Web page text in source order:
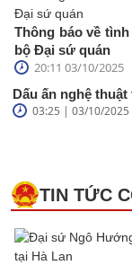
Thông báo về
bộ Đại sứ quán
20:11 03/10/2025
Dấu ấn nghệ
03:25 | 03/10/2025
TIN TỨC